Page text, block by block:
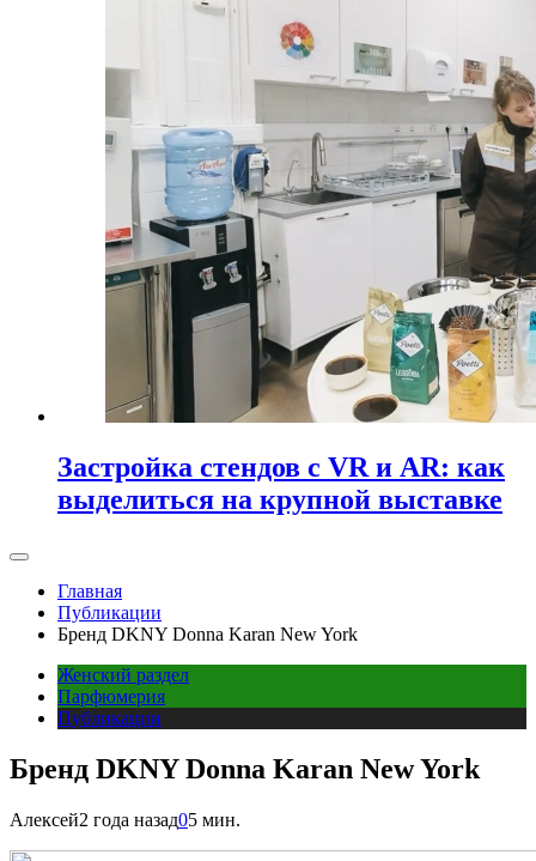
Застройка стендов с VR и AR: как
выделиться на крупной выставке
Главная
Публикации
Бренд DKNY Donna Karan New York
Женский раздел
Парфюмерия
Публикации
Бренд DKNY Donna Karan New York
Алексей2 года назад05 мин.